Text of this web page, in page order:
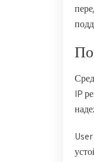
IP